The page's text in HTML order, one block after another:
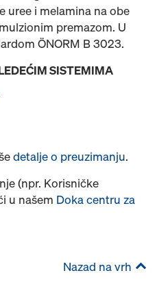
uree i melamina na obe
premazom. U
ÖNORM B 3023.
SISTEMIMA
detalje o preuzimanju.
(npr. Korisničke
u našem Doka centru za
Nazad na vrh